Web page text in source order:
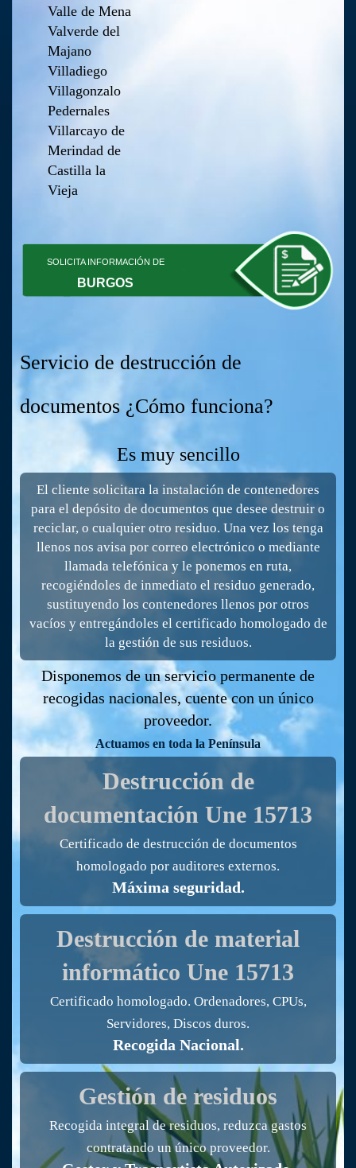
Valle de Mena
Valverde del
Majano
Villadiego
Villagonzalo
Pedernales
Villarcayo de
Merindad de
Castilla la
Vieja
SOLICITA INFORMACIÓN DE
BURGOS
Servicio de destrucción de
documentos ¿Cómo funciona?
Es muy sencillo
El cliente solicitara la instalación de contenedores
para el depósito de documentos que desee destruir o
reciclar, o cualquier otro residuo. Una vez los tenga
llenos nos avisa por correo electrónico o mediante
llamada telefónica y le ponemos en ruta,
recogiéndoles de inmediato el residuo generado,
sustituyendo los contenedores llenos por otros
vacíos y entregándoles el certificado homologado de
la gestión de sus residuos.
Disponemos de un servicio permanente de
recogidas nacionales, cuente con un único
proveedor.
Actuamos en toda la Península
Destrucción de
documentación Une 15713
Certificado de destrucción de documentos
homologado por auditores externos.
Máxima seguridad.
Destrucción de material
informático Une 15713
Certificado homologado. Ordenadores, CPUs,
Servidores, Discos duros.
Recogida Nacional.
Gestión de residuos
Recogida integral de residuos, reduzca gastos
contratando un único proveedor.